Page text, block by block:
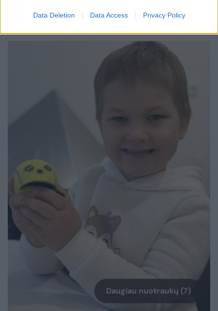
Data Deletion Data Access Privacy Policy
bei drąsą.“
Daugiau nuotraukų (7)